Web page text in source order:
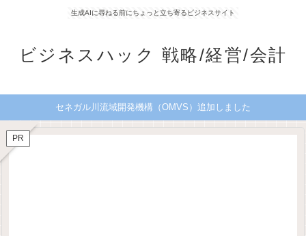
生成AIに尋ねる前にちょっと立ち寄るビジネスサイト
ビジネスハック 戦略/経営/会計
セネガル川流域開発機構（OMVS）追加しました
PR